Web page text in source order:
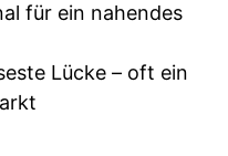
für ein nahendes
Lücke – oft ein